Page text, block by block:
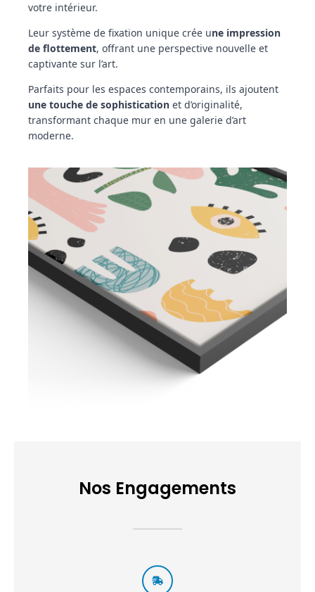
votre intérieur.
Leur système de fixation unique crée une impression
de flottement, offrant une perspective nouvelle et
captivante sur l’art.
Parfaits pour les espaces contemporains, ils ajoutent
une touche de sophistication et d’originalité,
transformant chaque mur en une galerie d’art
moderne.
Nos Engagements